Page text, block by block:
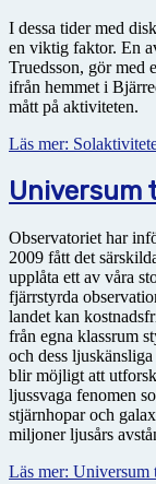
I dessa tider med
en viktig faktor. En
Truedsson, gör med
ifrån hemmet i
mått på aktiviteten.
Läs mer:
Universum
Observatoriet har
2009 fått det
upplåta ett av våra
fjärrstyrda
landet kan
från egna klassrum
och dess
blir möjligt att
ljussvaga fenomen
stjärnhopar och
miljoner ljusårs
Läs mer: Universum